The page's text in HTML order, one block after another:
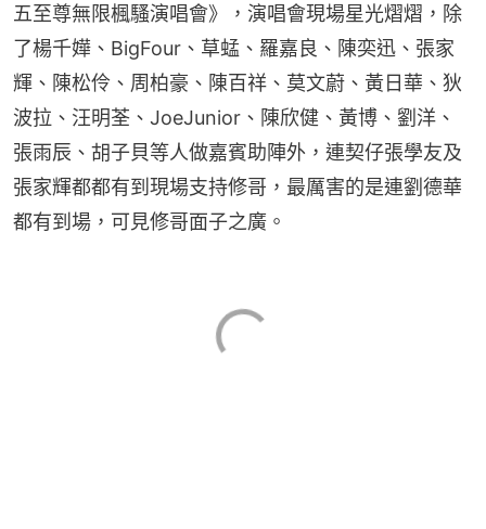
五至尊無限楓騷演唱會》，演唱會現場星光熠熠，除
了楊千嬅、BigFour、草蜢、羅嘉良、陳奕迅、張家
輝、陳松伶、周柏豪、陳百祥、莫文蔚、黃日華、狄
波拉、汪明荃、JoeJunior、陳欣健、黃博、劉洋、
張雨辰、胡子貝等人做嘉賓助陣外，連契仔張學友及
張家輝都都有到現場支持修哥，最厲害的是連劉德華
都有到場，可見修哥面子之廣。